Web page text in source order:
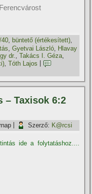
40 ,büntető (értékesí­tett)
,Gyetvai László, Hlavay
dr.,Takács I. Géza,
,Tóth Lajos
– Taxisok 6:2
Szerző: K@rcsi
ide a folytatáshoz....